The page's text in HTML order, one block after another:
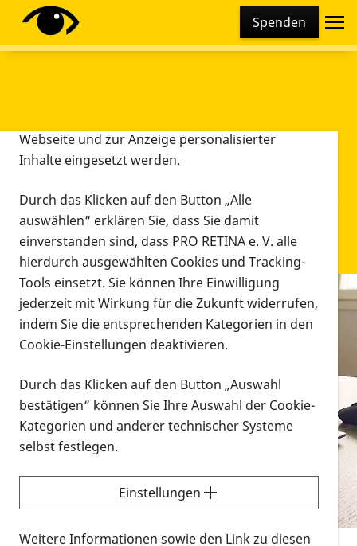
Spenden
Infomaterial
Infomaterial
Vorlesen
Alle Infomaterialien in verschiedenen
Formaten an einem Ort
Sie möchten wissen, wie Sie nach Infonmaterial
suchen und dieses bestellen bzw. herunterladen
können? Schauen Sie sich dieErklärvideos zum
Thema Infomaterial auf der PRO RETINA-Website
Diese Webseite setzt verschiedene Cookies und
Tracking-Tools ein. Dies beinhaltet Cookies und
Webseite und zur Anzeige personalisierter
Inhalte eingesetzt werden.
Durch das Klicken auf den Button „Alle
auswählen“ erklären Sie, dass Sie damit
einverstanden sind, dass PRO RETINA e. V. alle
hierdurch ausgewählten Cookies und Tracking-
Tools einsetzt. Sie können Ihre Einwilligung
jederzeit mit Wirkung für die Zukunft widerrufen,
indem Sie die entsprechenden Kategorien in den
Cookie-Einstellungen deaktivieren.
Durch das Klicken auf den Button „Auswahl
bestätigen“ können Sie Ihre Auswahl der Cookie-
Kategorien und anderer technischer Systeme
selbst festlegen.
Einstellungen
Weitere Informationen sowie den Link zu diesen